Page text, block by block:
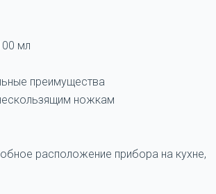
мл
преимущества
ножкам
расположение прибора на кухне,